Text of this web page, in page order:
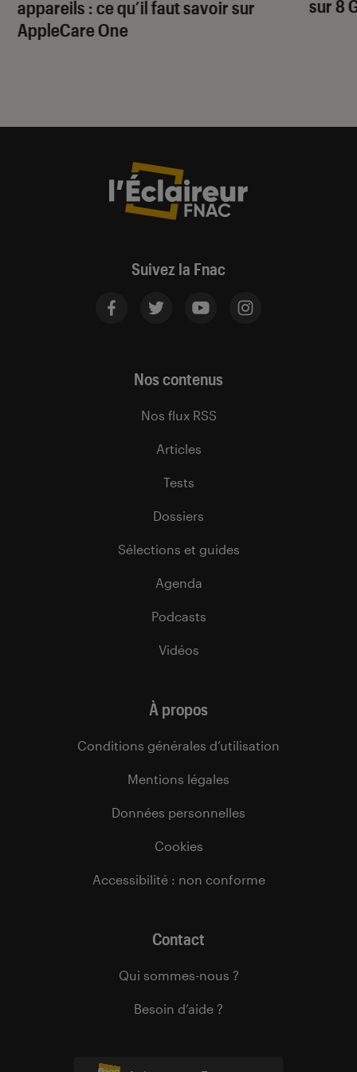
appareils : ce qu’il faut savoir sur
AppleCare One
sur 8
Suivez la Fnac
Nos contenus
Nos flux RSS
Articles
Tests
Dossiers
Sélections et guides
Agenda
Podcasts
Vidéos
À propos
Conditions générales d’utilisation
Mentions légales
Données personnelles
Cookies
Accessibilité : non conforme
Contact
Qui sommes-nous ?
Besoin d’aide ?